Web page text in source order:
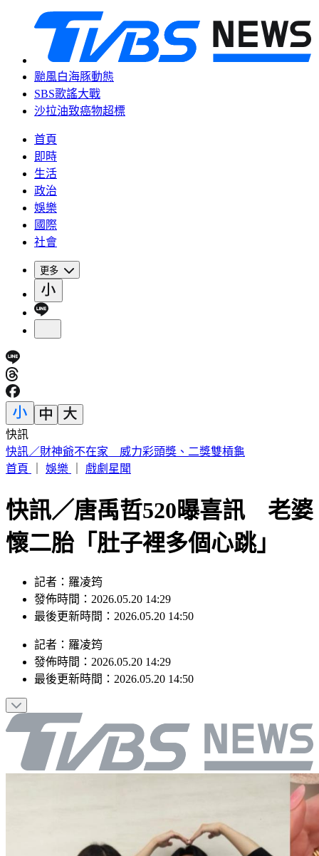
颱風白海豚動態
SBS歌謠大戰
沙拉油致癌物超標
首頁
即時
生活
政治
娛樂
國際
社會
更多
快訊
中國出入境新規將上路 陸委會曝「這類人」最危險
首頁
娛樂 戲劇星聞
快訊／唐禹哲520曝喜訊 老婆
懷二胎「肚子裡多個心跳」
記者：羅凌筠
發佈時間：2026.05.20 14:29
最後更新時間：2026.05.20 14:50
記者 ： 羅凌筠
發佈時間： 2026.05.20 14:29
最後更新時間： 2026.05.20 14:50